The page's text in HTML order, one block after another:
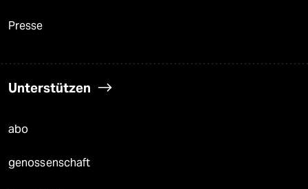
Presse
Unterstützen
abo
genossenschaft